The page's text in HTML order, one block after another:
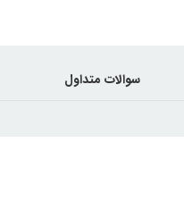
سوالات متداول